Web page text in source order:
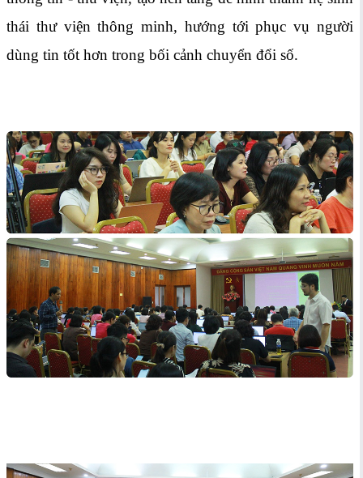
thái thư viện thông minh, hướng tới phục vụ người
dùng tin tốt hơn trong bối cảnh chuyển đổi số.